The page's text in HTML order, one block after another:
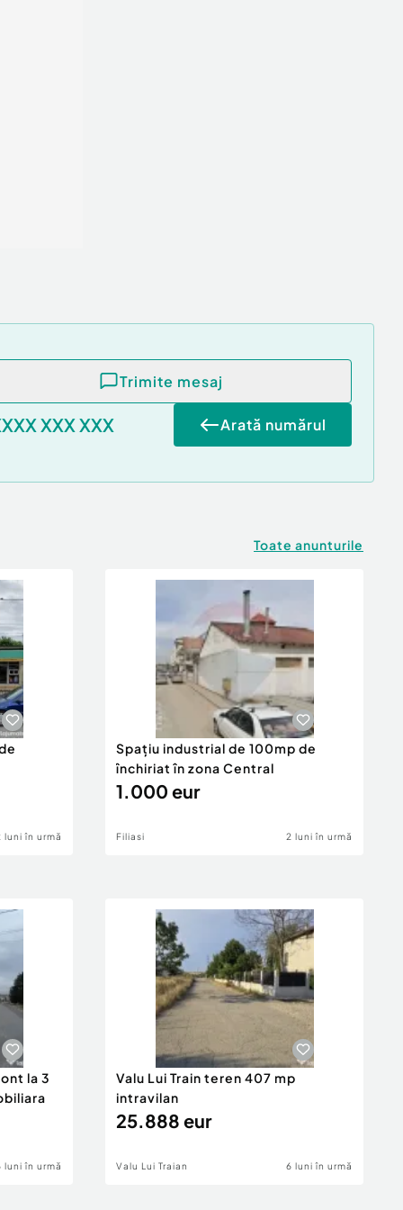
Trimite mesaj
XXX XXX Arată numărul
Toate anunturile
luni în urmă
Spațiu industrial de 100mp de
închiriat în zona Central
1.000 eur
Filiasi 2 luni în urmă
la 3
luni în urmă
Valu Lui Train teren 407 mp
intravilan
25.888 eur
Valu Lui Traian 6 luni în urmă